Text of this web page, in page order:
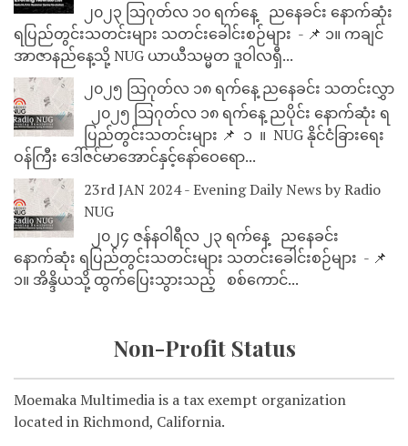
၂၀၂၃ သြဂုတ်လ ၁၀ ရက်နေ့ ညနေခင်း နောက်ဆုံး
ရပြည်တွင်းသတင်းများ သတင်းခေါင်းစဉ်များ - 📌 ၁။ ကချင်
အာဇာနည်နေ့သို့ NUG ယာယီသမ္မတ ဒူဝါလရှီ...
၂၀၂၅ သြဂုတ်လ ၁၈ ရက်နေ့ ညနေခင်း သတင်းလွှာ
၂၀၂၅ သြဂုတ်လ ၁၈ ရက်နေ့ ညပိုင်း နောက်ဆုံး ရ
ပြည်တွင်းသတင်းများ 📌 ⁨⁨⁨⁨ ၁ ⁨ ။ ⁨ NUG နိုင်ငံခြားရေး
ဝန်ကြီး ဒေါ်ဇင်မာအောင်နှင့်နော်ဝေရော...
23rd JAN 2024 - Evening Daily News by Radio
NUG
၂၀၂၄ ဇန်နဝါရီလ ၂၃ ရက်နေ့ ညနေခင်း
နောက်ဆုံး ရပြည်တွင်းသတင်းများ သတင်းခေါင်းစဉ်များ - 📌
၁။ အိန္ဒိယသို့ ထွက်ပြေးသွားသည့် စစ်ကောင်...
Non-Profit Status
Moemaka Multimedia is a tax exempt organization
located in Richmond, California.